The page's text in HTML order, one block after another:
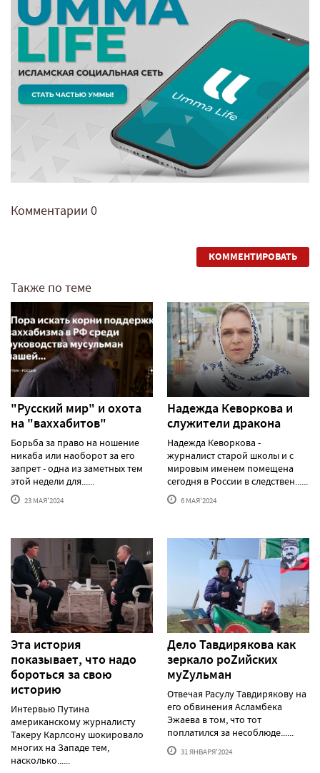
Комментарии 0
КОММЕНТИРОВАТЬ
Также по теме
"Русский мир" и охота
на "ваххабитов"
Борьба за право на ношение
никаба или наоборот за его
запрет - одна из заметных тем
этой недели для......
23 МАЯ'2024
Надежда Кеворкова и
служители дракона
Надежда Кеворкова -
журналист старой школы и с
мировым именем помещена
сегодня в России в следствен......
6 МАЯ'2024
Эта история
показывает, что надо
бороться за свою
историю
Интервью Путина
американскому журналисту
Такеру Карлсону шокировало
многих на Западе тем,
насколько......
Дело Тавдирякова как
зеркало роZийских
муZульман
Отвечая Расулу Тавдирякову на
его обвинения Асламбека
Эжаева в том, что тот
поплатился за несоблюде......
31 ЯНВАРЯ'2024